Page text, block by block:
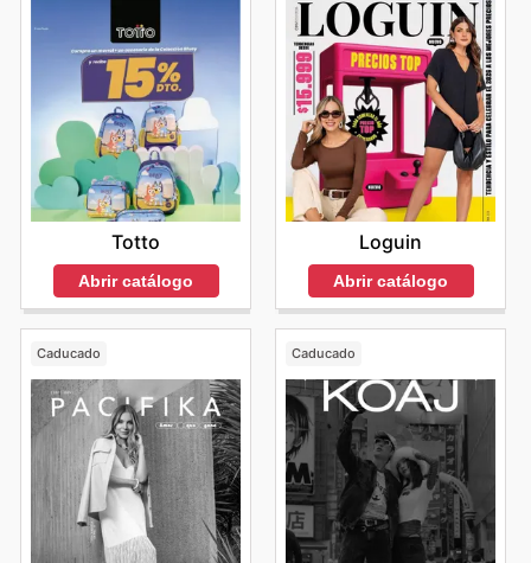
Totto
Abrir catálogo
Loguin
Abrir catálogo
Caducado Caducado